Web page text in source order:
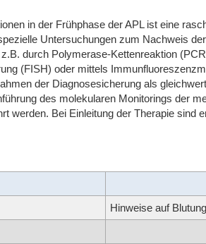
in der Frühphase der APL ist eine
Untersuchungen zum Nachweis
durch Polymerase-Kettenreaktion
(FISH) oder mittels
der Diagnosesicherung als
des molekularen Monitorings der
werden. Bei Einleitung der Therapie sind
Hinweise auf